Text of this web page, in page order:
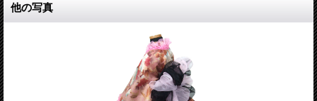
他の写真